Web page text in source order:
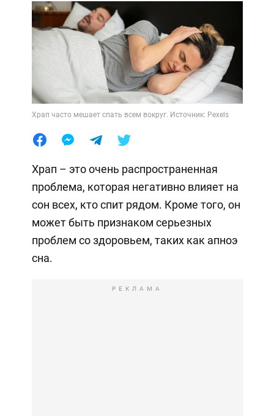
Храп часто мешает спать всем вокруг. Источник: Pexels
Храп – это очень распространенная
проблема, которая негативно влияет на
сон всех, кто спит рядом. Кроме того, он
может быть признаком серьезных
проблем со здоровьем, таких как апноэ
сна.
РЕКЛАМА